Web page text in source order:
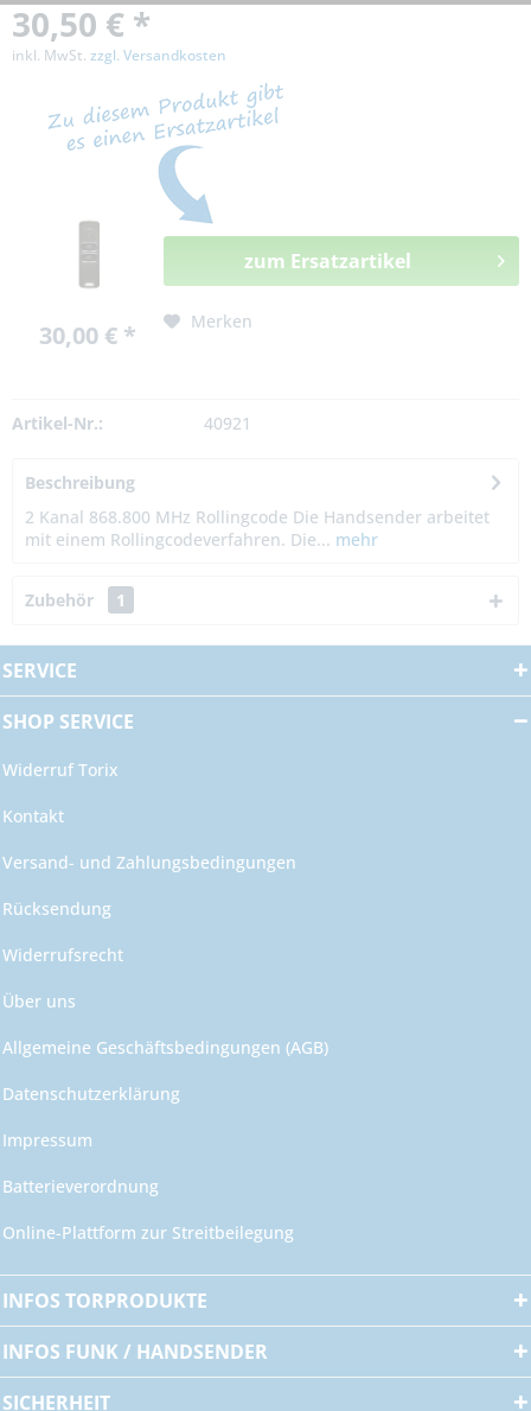
30,50 € *
inkl. MwSt. zzgl. Versandkosten
30,00 € *
zum Ersatzartikel
Merken
Artikel-Nr.: 40921
Beschreibung
2 Kanal 868.800 MHz Rollingcode Die Handsender arbeitet
mit einem Rollingcodeverfahren. Die... mehr
Zubehör 1
SERVICE
SHOP SERVICE
Widerruf Torix
Kontakt
Versand- und Zahlungsbedingungen
Rücksendung
Widerrufsrecht
Über uns
Allgemeine Geschäftsbedingungen (AGB)
Datenschutzerklärung
Impressum
Batterieverordnung
Online-Plattform zur Streitbeilegung
INFOS TORPRODUKTE
INFOS FUNK / HANDSENDER
SICHERHEIT